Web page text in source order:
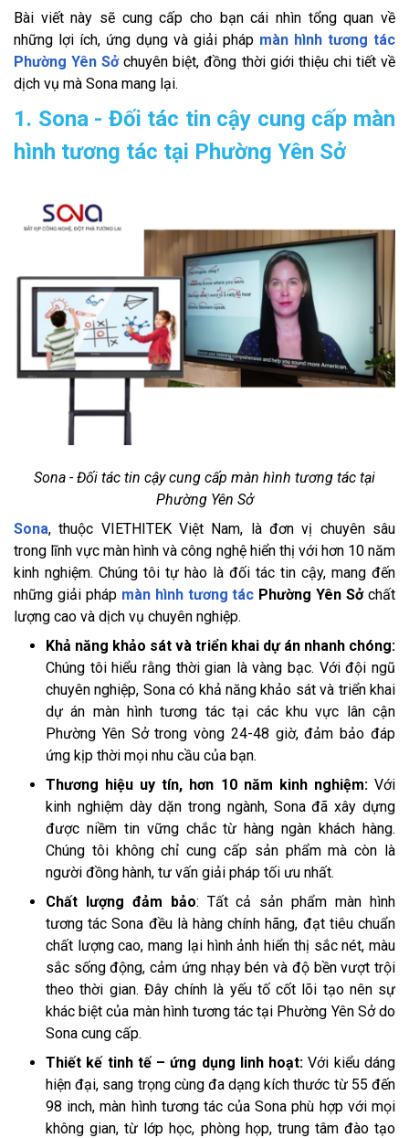
Bài viết này sẽ cung cấp cho bạn cái nhìn tổng quan về
những lợi ích, ứng dụng và giải pháp màn hình tương tác
Phường Yên Sởchuyên biệt, đồng thời giới thiệu chi tiết về
dịch vụ mà Sona mang lại.
1. Sona - Đối tác tin cậy cung cấp màn
hình tương tác tại Phường Yên Sở
Sona - Đối tác tin cậy cung cấp màn hình tương tác tại
Phường Yên Sở
Sona, thuộc VIETHITEK Việt Nam, là đơn vị chuyên sâu
trong lĩnh vực màn hình và công nghệ hiển thị với hơn 10 năm
kinh nghiệm. Chúng tôi tự hào là đối tác tin cậy, mang đến
những giải pháp màn hình tương tác Phường Yên Sởchất
lượng cao và dịch vụ chuyên nghiệp.
Khả năng khảo sát và triển khai dự án nhanh chóng:
Chúng tôi hiểu rằng thời gian là vàng bạc. Với đội ngũ
chuyên nghiệp, Sona có khả năng khảo sát và triển khai
dự án màn hình tương tác tại các khu vực lân cận
Phường Yên Sở trong vòng 24-48 giờ, đảm bảo đáp
ứng kịp thời mọi nhu cầu của bạn.
Thương hiệu uy tín, hơn 10 năm kinh nghiệm:Với
kinh nghiệm dày dặn trong ngành, Sona đã xây dựng
được niềm tin vững chắc từ hàng ngàn khách hàng.
Chúng tôi không chỉ cung cấp sản phẩm mà còn là
người đồng hành, tư vấn giải pháp tối ưu nhất.
Chất lượng đảm bảo: Tất cả sản phẩm màn hình
tương tác Sona đều là hàng chính hãng, đạt tiêu chuẩn
chất lượng cao, mang lại hình ảnh hiển thị sắc nét, màu
sắc sống động, cảm ứng nhạy bén và độ bền vượt trội
theo thời gian. Đây chính là yếu tố cốt lõi tạo nên sự
khác biệt của màn hình tương tác tại Phường Yên Sở do
Sona cung cấp.
Thiết kế tinh tế – ứng dụng linh hoạt: Với kiểu dáng
hiện đại, sang trọng cùng đa dạng kích thước từ 55 đến
98 inch, màn hình tương tác của Sona phù hợp với mọi
không gian, từ lớp học, phòng họp, trung tâm đào tạo